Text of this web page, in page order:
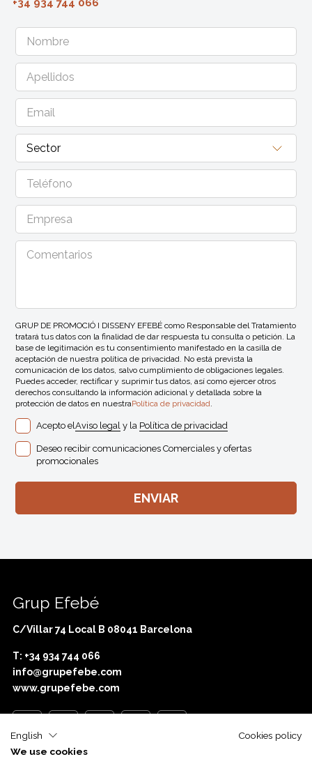
+34 934 744 066
GRUP DE PROMOCIÓ I DISSENY EFEBÉ como Responsable del Tratamiento
tratará tus datos con la finalidad de dar respuesta tu consulta o petición. La
base de legitimación es tu consentimiento manifestado en la casilla de
aceptación de nuestra política de privacidad. No está prevista la
comunicación de los datos, salvo cumplimiento de obligaciones legales.
Puedes acceder, rectificar y suprimir tus datos, así como ejercer otros
derechos consultando la información adicional y detallada sobre la
protección de datos en nuestraPolítica de privacidad
Acepto elAviso legal y la Política de privacidad
Deseo recibir comunicaciones Comerciales y ofertas
promocionales
Grup Efebé
C/Villar 74 Local B 08041 Barcelona
T: +34 934 744 066
info@grupefebe.com
www.grupefebe.com
English
Cookies policy
We use cookies